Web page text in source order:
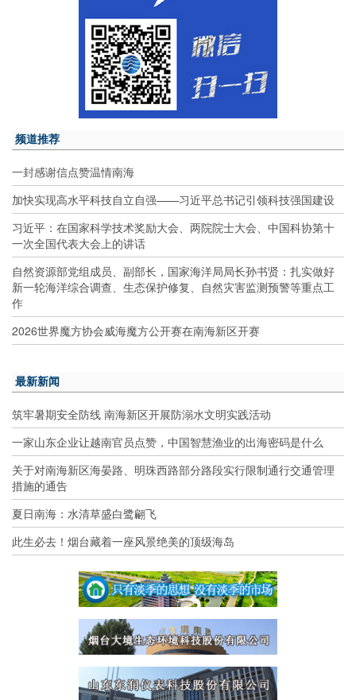
频道推荐
一封感谢信点赞温情南海
加快实现高水平科技自立自强——习近平总书记引领科技强国建设
习近平：在国家科学技术奖励大会、两院院士大会、中国科协第十
一次全国代表大会上的讲话
自然资源部党组成员、副部长，国家海洋局局长孙书贤：扎实做好
新一轮海洋综合调查、生态保护修复、自然灾害监测预警等重点工
作
2026世界魔方协会威海魔方公开赛在南海新区开赛
最新新闻
筑牢暑期安全防线 南海新区开展防溺水文明实践活动
一家山东企业让越南官员点赞，中国智慧渔业的出海密码是什么
关于对南海新区海晏路、明珠西路部分路段实行限制通行交通管理
措施的通告
夏日南海：水清草盛白鹭翩飞
此生必去！烟台藏着一座风景绝美的顶级海岛